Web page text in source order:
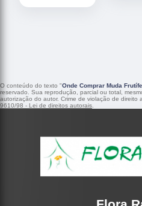
O conteúdo do texto "Onde Comprar Muda
reservado. Sua reprodução, parcial ou total,
autorização do autor. Crime de violação de
9610/98 - Lei de direitos autorais